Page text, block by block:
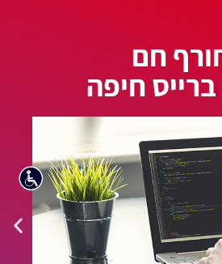
חם
ברייס חיפה